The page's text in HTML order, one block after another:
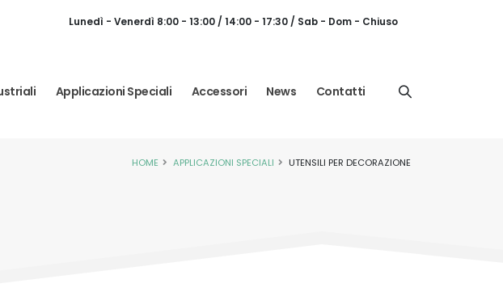
Lunedì - Venerdì 8:00 - 13:00 / 14:00 - 17:30 / Sab - Dom - Chiuso
Applicazioni Speciali Accessori News Contatti
HOME APPLICAZIONI SPECIALI UTENSILI PER DECORAZIONE